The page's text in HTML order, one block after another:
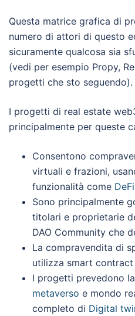
Questa matrice grafica di
numero di attori di questo
sicuramente qualcosa sia
(vedi per esempio Propy,
progetti che sto seguendo).
I progetti di real estate
principalmente per queste
Consentono
virtuali e frazioni,
funzionalità come DeFi
Sono principalmente
titolari e proprietarie
DAO Community che
La compravendita di
utilizza smart
I progetti prevedono
metaverso e mondo
completo di Digital